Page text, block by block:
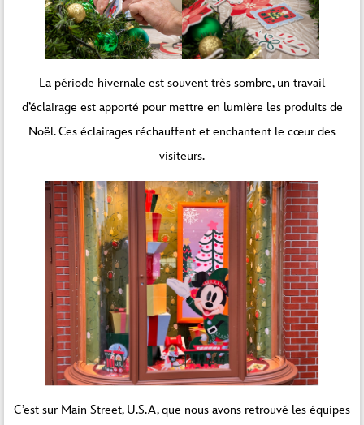
La période hivernale est souvent très sombre, un travail
d’éclairage est apporté pour mettre en lumière les produits de
Noël. Ces éclairages réchauffent et enchantent le cœur des
visiteurs.
C’est sur Main Street, U.S.A, que nous avons retrouvé les équipes